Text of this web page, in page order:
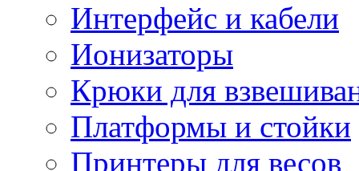
Интерфейс и кабели
Ионизаторы
Крюки для
Платформы и стойки
Принтеры для весов